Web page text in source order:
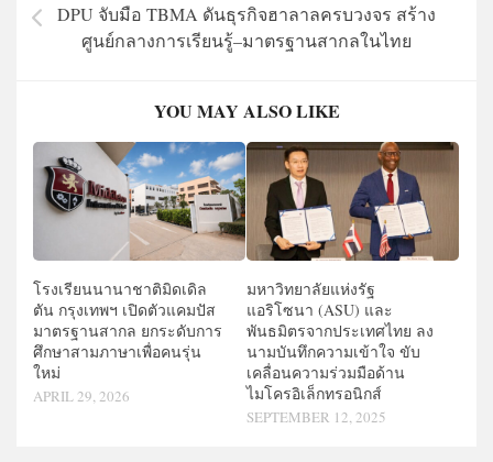
DPU จับมือ TBMA ดันธุรกิจฮาลาลครบวงจร สร้าง
ศูนย์กลางการเรียนรู้–มาตรฐานสากลในไทย
YOU MAY ALSO LIKE
โรงเรียนนานาชาติมิดเดิล
ตัน กรุงเทพฯ เปิดตัวแคมปัส
มาตรฐานสากล ยกระดับการ
ศึกษาสามภาษาเพื่อคนรุ่น
ใหม่
APRIL 29, 2026
มหาวิทยาลัยแห่งรัฐ
แอริโซนา (ASU) และ
พันธมิตรจากประเทศไทย ลง
นามบันทึกความเข้าใจ ขับ
เคลื่อนความร่วมมือด้าน
ไมโครอิเล็กทรอนิกส์
SEPTEMBER 12, 2025